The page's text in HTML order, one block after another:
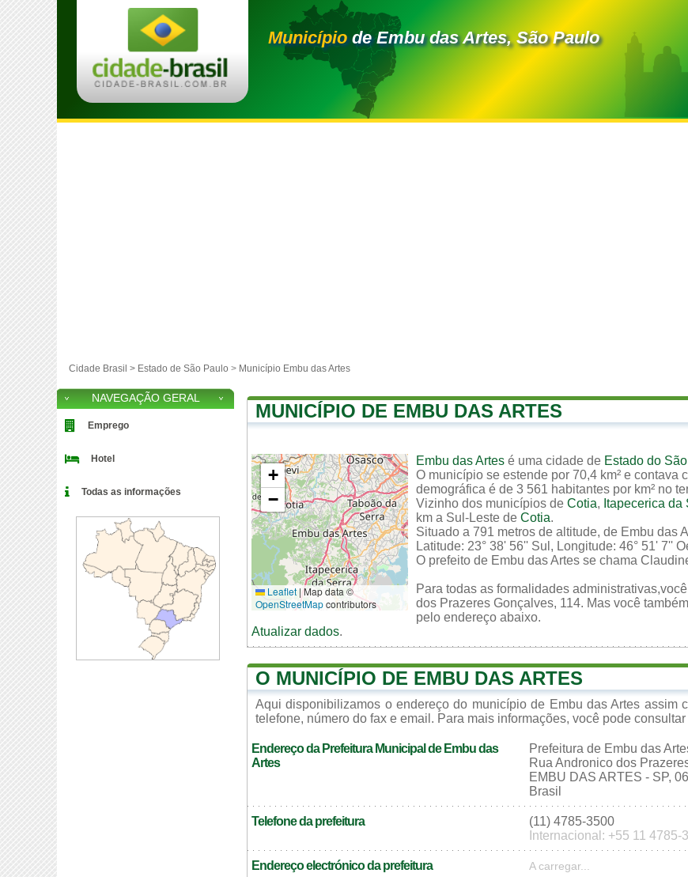
Municípiode Embu das Artes, São Paulo
Cidade Brasil > Estado de São Paulo > Município Embu das Artes
MUNICÍPIO DE EMBU DAS ARTES
+
−
Leaflet |Map data ©
OpenStreetMapcontributors
Embu das Artes é uma cidade de Estado do
O município se estende por 70,4 km² e
demográfica é de 3 561 habitantes por km² no
Vizinho dos municípios de Cotia, Itapecerica da
km a Sul-Leste de Cotia.
Situado a 791 metros de altitude, de Embu das
Latitude: 23° 38' 56'' Sul, Longitude: 46° 51' 7''
O prefeito de Embu das Artes se chama
Para todas as formalidades
dos Prazeres Gonçalves, 114. Mas você
pelo endereço abaixo.
Atualizar dados.
O MUNICÍPIO DE EMBU DAS ARTES
Aqui disponibilizamos o endereço do município de Embu das Artes assim
telefone, número do fax e email. Para mais informações, você pode
Endereço da Prefeitura Municipal de Embu das
Artes
Prefeitura de Embu das
Rua Andronico dos
EMBU DAS ARTES - SP,
Brasil
Telefone da prefeitura
(11) 4785-3500
Internacional: +55 11 4785-
Endereço electrónico da prefeitura A carregar...
NAVEGAÇÃO GERAL
Emprego
Hotel
Todas as informações